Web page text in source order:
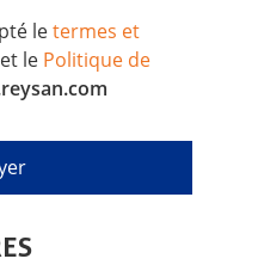
letermes et
et le Politique de